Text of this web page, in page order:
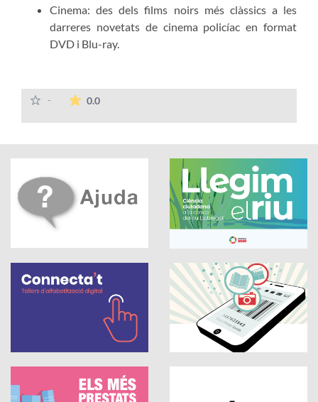
Cinema: des dels films noirs més clàssics a les
darreres novetats de cinema policíac en format
DVD i Blu-ray.
- 0.0La mitjana de les valoracions és de 0 estrelles